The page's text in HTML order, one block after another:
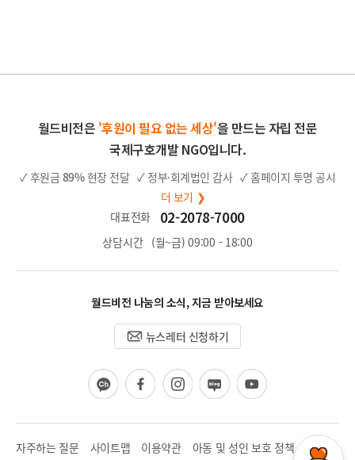
월드비전은 '후원이 필요 없는 세상'을 만드는 자립 전문
국제구호개발 NGO입니다.
✓ 후원금 89%현장 전달 ✓ 정부·회계법인 감사 ✓ 홈페이지 투명 공시
더 보기 ❯
대표전화
02-2078-7000
상담시간 (월~금) 09:00 - 18:00
월드비전 나눔의 소식, 지금 받아보세요
뉴스레터 신청하기
카
카
채
널
페
이
북
인
스
그
램
블
로
유
튜
자주하는 질문 사이트맵 이용약관 아동 및 성인 보호 정책